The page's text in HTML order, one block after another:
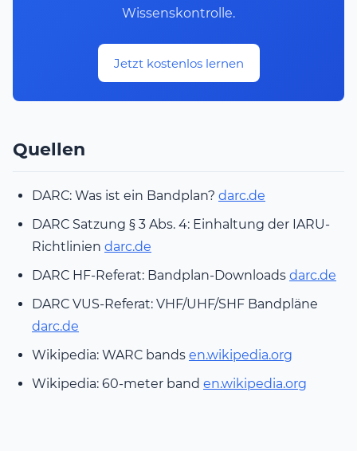
Wissenskontrolle.
Jetzt kostenlos lernen
Quellen
DARC: Was ist ein Bandplan? darc.de
DARC Satzung § 3 Abs. 4: Einhaltung der IARU-
Richtlinien darc.de
DARC HF-Referat: Bandplan-Downloads darc.de
DARC VUS-Referat: VHF/UHF/SHF Bandpläne
darc.de
Wikipedia: WARC bands en.wikipedia.org
Wikipedia: 60-meter band en.wikipedia.org